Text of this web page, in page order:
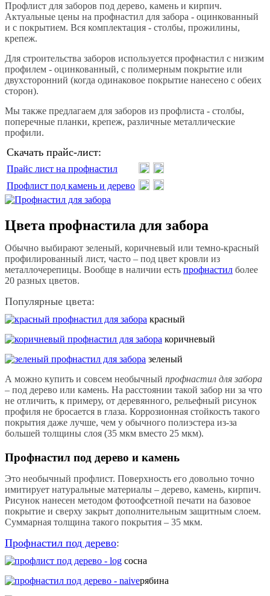
Профлист для заборов под дерево, камень и кирпич.
Актуальные цены на профнастил для забора - оцинкованный
и с покрытием. Вся комплектация - столбы, прожилины,
крепеж.
Для строительства заборов используется профнастил с низким
профилем - оцинкованный, с полимерным покрытие или
двухсторонний (когда одинаковое покрытие нанесено с обеих
сторон).
Мы также предлагаем для заборов из профлиста - столбы,
поперечные планки, крепеж, различные металлические
профили.
Скачать прайс-лист:
Прайс лист на профнастил
Профлист под камень и дерево
Цвета профнастила для забора
Обычно выбирают зеленый, коричневый или темно-красный
профилированный лист, часто – под цвет кровли из
металлочерепицы. Вообще в наличии есть профнастил более
20 разных цветов.
Популярные цвета:
красный
коричневый
зеленый
А можно купить и совсем необычный профнастил для забора
– под дерево или камень. На расстоянии такой забор ни за что
не отличить, к примеру, от деревянного, рельефный рисунок
профиля не бросается в глаза. Коррозионная стойкость такого
покрытия даже лучше, чем у обычного полиэстера из-за
большей толщины слоя (35 мкм вместо 25 мкм).
Профнастил под дерево и камень
Это необычный профлист. Поверхность его довольно точно
имитирует натуральные материалы – дерево, камень, кирпич.
Рисунок нанесен методом фотоофсетной печати на базовое
покрытие и сверху закрыт дополнительным защитным слоем.
Суммарная толщина такого покрытия – 35 мкм.
Профнастил под дерево:
сосна
рябина